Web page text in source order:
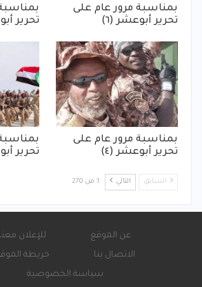
بمناسبة مرور عام على
تحرير أبوعشر (٦)
تحرير
بمناسبة مرور عام على
تحرير أبوعشر (٤)
تحرير
السابق التالي 1 من 270
عن الموقع
للإعلان معنا
الاتصال بنا
خريطة
سياسة الخصوصية